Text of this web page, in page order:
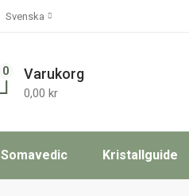
Svenska
0 Varukorg
0,00 kr
Somavedic Kristallguide